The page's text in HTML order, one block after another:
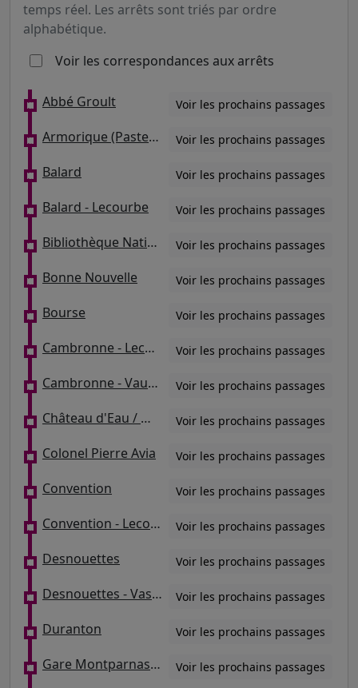
temps réel. Les arrêts sont triés par ordre
alphabétique.
Voir les correspondances aux arrêts
Abbé Groult Voir les prochains passages
Armorique (Pasteur/Musée Postal) Voir les prochains passages
Balard Voir les prochains passages
Balard - Lecourbe Voir les prochains passages
Bibliothèque Nationale Voir les prochains passages
Bonne Nouvelle Voir les prochains passages
Bourse Voir les prochains passages
Cambronne - Lecourbe Voir les prochains passages
Cambronne - Vaugirard Voir les prochains passages
Château d'Eau / Mairie du 10e Voir les prochains passages
Colonel Pierre Avia Voir les prochains passages
Convention Voir les prochains passages
Convention - Lecourbe Voir les prochains passages
Desnouettes Voir les prochains passages
Desnouettes - Vasco de Gama Voir les prochains passages
Duranton Voir les prochains passages
Gare Montparnasse Voir les prochains passages